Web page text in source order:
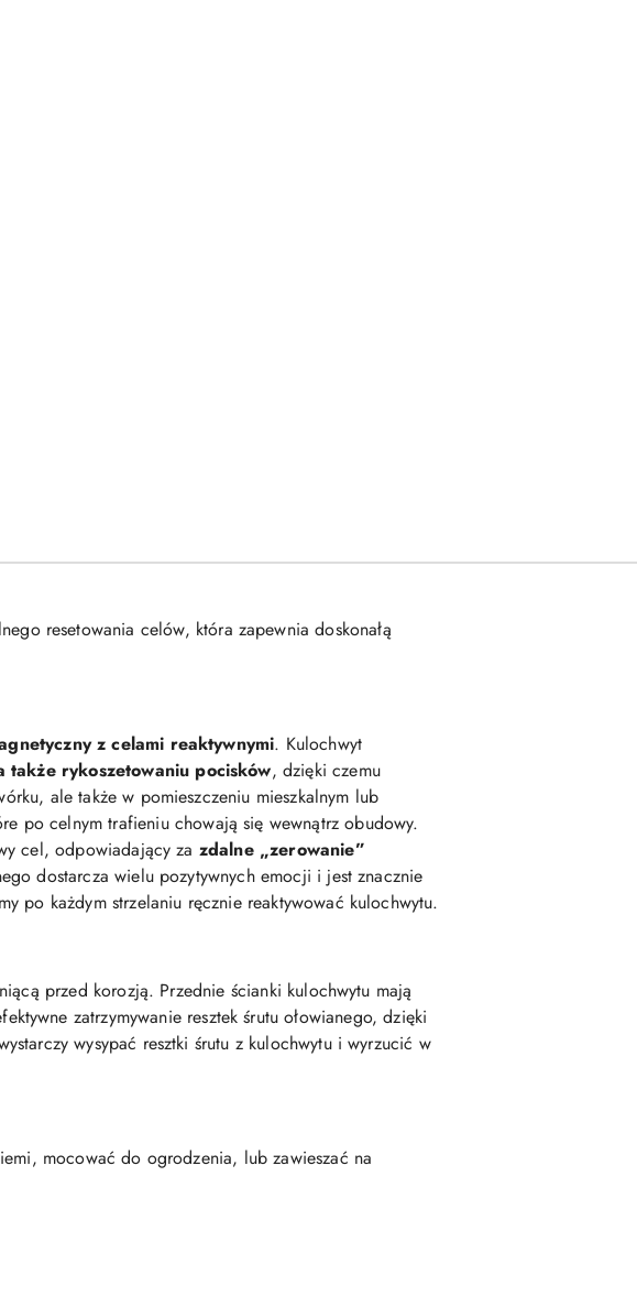
resetowania celów, która zapewnia doskonałą
z celami reaktywnymi. Kulochwyt
także rykoszetowaniu pocisków, dzięki czemu
ale także w pomieszczeniu mieszkalnym lub
po celnym trafieniu chowają się wewnątrz obudowy.
cel, odpowiadający za zdalne „zerowanie”
dostarcza wielu pozytywnych emocji i jest znacznie
po każdym strzelaniu ręcznie reaktywować kulochwytu.
przed korozją. Przednie ścianki kulochwytu mają
zatrzymywanie resztek śrutu ołowianego, dzięki
wysypać resztki śrutu z kulochwytu i wyrzucić w
mocować do ogrodzenia, lub zawieszać na